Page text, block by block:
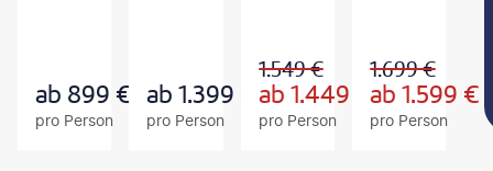
ab 899 €
pro Person
B
O
T
ab 1.399
pro Person
E
B
O
T
1.549€
ab1.449 €
pro Person
E
B
O
T
1.699€
ab1.599 €
pro Person